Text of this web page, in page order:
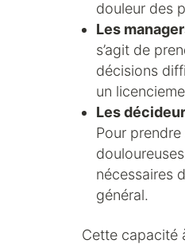
douleur des
Les
s’agit de
décisions
un
Les
Pour
nécessaires
général.
Cette capacité